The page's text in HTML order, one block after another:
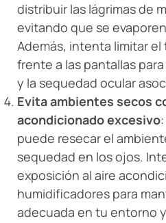
distribuir las lágrimas de
evitando que se
Además, intenta limitar
frente a las pantallas
y la sequedad ocular
Evita ambientes secos
acondicionado excesivo
puede resecar el
sequedad en los ojos.
exposición al aire
humidificadores para
adecuada en tu entorno